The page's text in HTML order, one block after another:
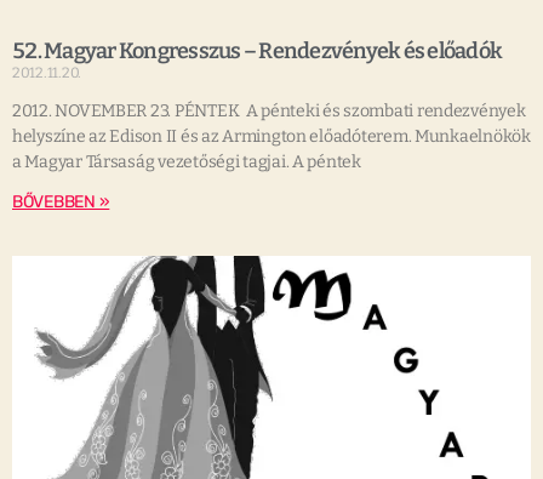
52. Magyar Kongresszus – Rendezvények és előadók
2012.11.20.
2012. NOVEMBER 23. PÉNTEK A pénteki és szombati rendezvények
helyszíne az Edison II és az Armington előadóterem. Munkaelnökök
a Magyar Társaság vezetőségi tagjai. A péntek
BŐVEBBEN »